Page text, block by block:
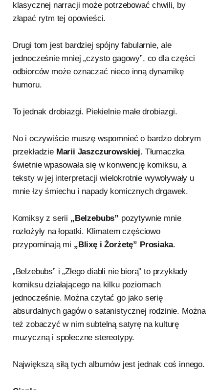
klasycznej narracji może potrzebować chwili, by
złapać rytm tej opowieści.
Drugi tom jest bardziej spójny fabularnie, ale
jednocześnie mniej „czysto gagowy”, co dla części
odbiorców może oznaczać nieco inną dynamikę
humoru.
To jednak drobiazgi. Piekielnie małe drobiazgi.
No i oczywiście muszę wspomnieć o bardzo dobrym
przekładzie Marii Jaszczurowskiej. Tłumaczka
świetnie wpasowała się w konwencję komiksu, a
teksty w jej interpretacji wielokrotnie wywoływały u
mnie łzy śmiechu i napady komicznych drgawek.
Komiksy z serii „Belzebubs” pozytywnie mnie
rozłożyły na łopatki. Klimatem częściowo
przypominają mi „Blixę i Żorżetę” Prosiaka.
„Belzebubs” i „Złego diabli nie biorą” to przykłady
komiksu działającego na kilku poziomach
jednocześnie. Można czytać go jako serię
absurdalnych gagów o satanistycznej rodzinie. Można
też zobaczyć w nim subtelną satyrę na kulturę
muzyczną i społeczne stereotypy.
Największą siłą tych albumów jest jednak coś innego.